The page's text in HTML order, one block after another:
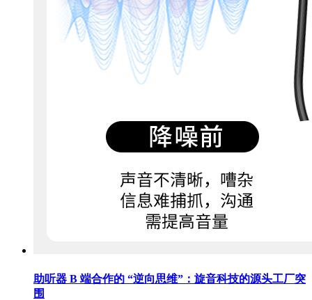
助听器 B 端合作的 “逆向思维”：旋音科技的源头工厂突
围